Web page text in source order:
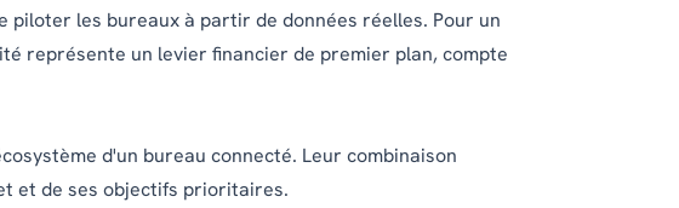
piloter les bureaux à partir de données réelles. Pour un
représente un levier financier de premier plan, compte
d'un bureau connecté. Leur combinaison
et de ses objectifs prioritaires.